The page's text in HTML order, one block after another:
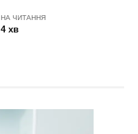
НА ЧИТАННЯ
4 хв